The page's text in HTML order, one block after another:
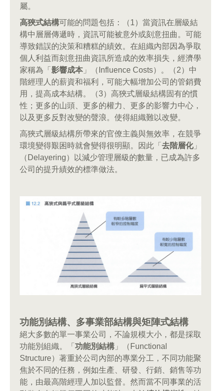
屬。
高狹式結構可能的問題包括：（1）當資訊在層級結
構中層層傳遞時，資訊可能被意外或刻意扭曲。可能
導致錯誤的決策和糟糕的績效。在組織內部因為爭取
個人利益而刻意扭曲資訊所造成的效率損失，經濟學
家稱為「 影響成本 」（Influence Costs）。（2）中
階經理人的薪資和福利，可能大幅增加公司的管銷費
用，提高成本結構。（3）高狹式層級結構固有的慣
性；更多的山頭、更多的權力、更多的影響力中心，
以及更多反對改變的聲浪。使得組織難以改變。
高狹式層級結構所帶來的官僚主義與無效率，在競爭
環境變得艱困時就會變得很明顯。因此「 去階層化」
（Delayering）以減少管理層級的數量，已成為許多
公司的提升績效的標準做法。
功能別結構、多事業部結構與矩陣式結構
絕大多數的單一事業公司，不論規模大小，都是採取
功能別組織。「 功能別結構 」（Functional
Structure）著重於公司內部的專業分工，不同功能聚
焦於不同的任務，例如生產、研發、行銷、銷售等功
能，由最高階經理人加以監督。然而當不同事業的活